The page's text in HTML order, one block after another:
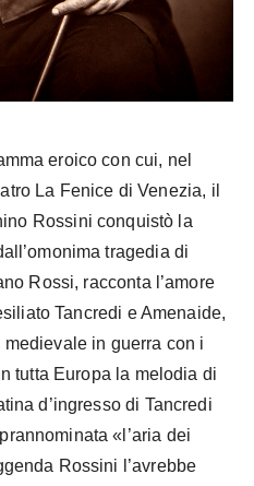
eroico con cui, nel
La Fenice di Venezia, il
Rossini conquistò la
tragedia di
Rossi, racconta l’amore
Tancredi e Amenaide,
in guerra con i
tutta Europa la melodia di
d’ingresso di Tancredi
«l’aria dei
Rossini l’avrebbe